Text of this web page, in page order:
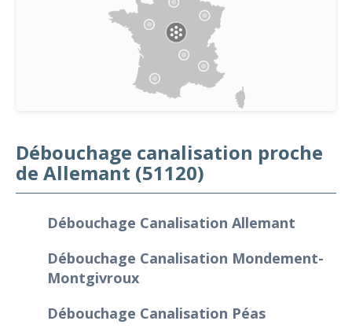
Débouchage canalisation proche
de Allemant (51120)
Débouchage Canalisation Allemant
Débouchage Canalisation Mondement-
Montgivroux
Débouchage Canalisation Péas